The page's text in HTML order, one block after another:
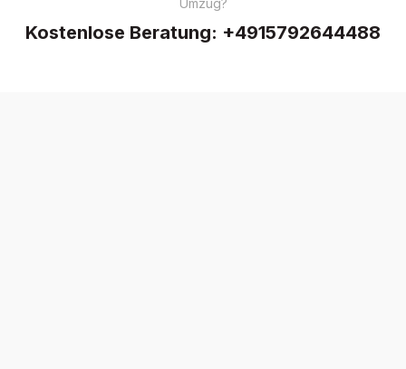
Umzug?
Kostenlose Beratung: +4915792644488